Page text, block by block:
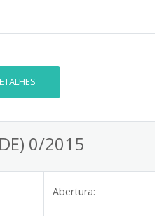
0/2015
Abertura: